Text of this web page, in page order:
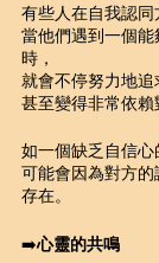
有些人在自我認同
當他們遇到一個
時，
就會不停努力地追
甚至變得非常依賴
如一個缺乏自信心
可能會因為對方
存在。
➡️心靈的共鳴